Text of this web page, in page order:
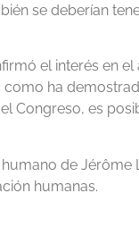
se deberían
el interés en
ha
Congreso, es
de
humanas.